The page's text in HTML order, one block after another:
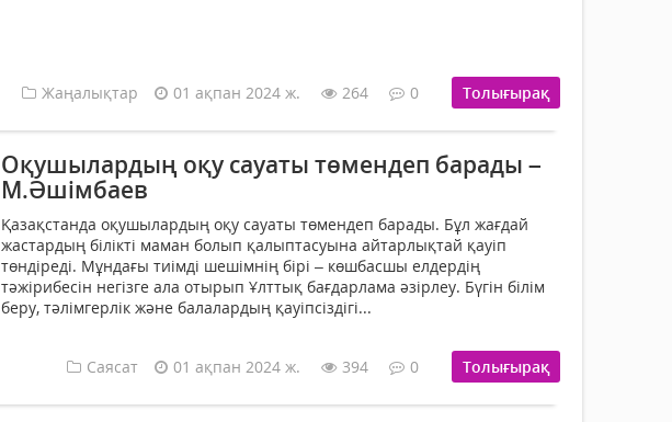
Жаңалықтар 01 ақпан 2024 ж. 264 0 Толығырақ
Оқушылардың оқу сауаты төмендеп барады –
М.Әшімбаев
Қазақстанда оқушылардың оқу сауаты төмендеп барады. Бұл жағдай
жастардың білікті маман болып қалыптасуына айтарлықтай қауіп
төндіреді. Мұндағы тиімді шешімнің бірі – көшбасшы елдердің
тәжірибесін негізге ала отырып Ұлттық бағдарлама әзірлеу. Бүгін білім
беру, тәлімгерлік және балалардың қауіпсіздігі...
Саясат 01 ақпан 2024 ж. 394 0 Толығырақ